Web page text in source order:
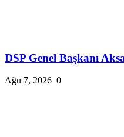
DSP Genel Başkanı
Ağu 7, 2026 0